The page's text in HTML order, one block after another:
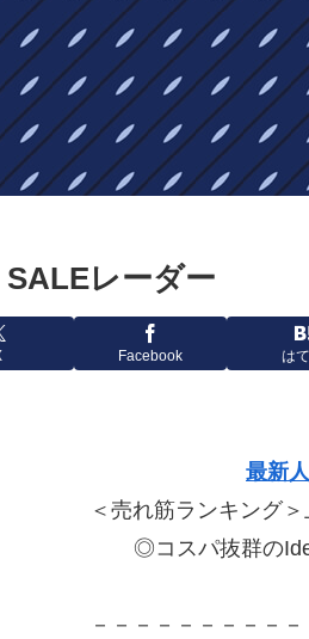
SALEレーダー
Facebook は
最新
＜売れ筋ランキング
◎コスパ抜群の
－－－－－－－－－